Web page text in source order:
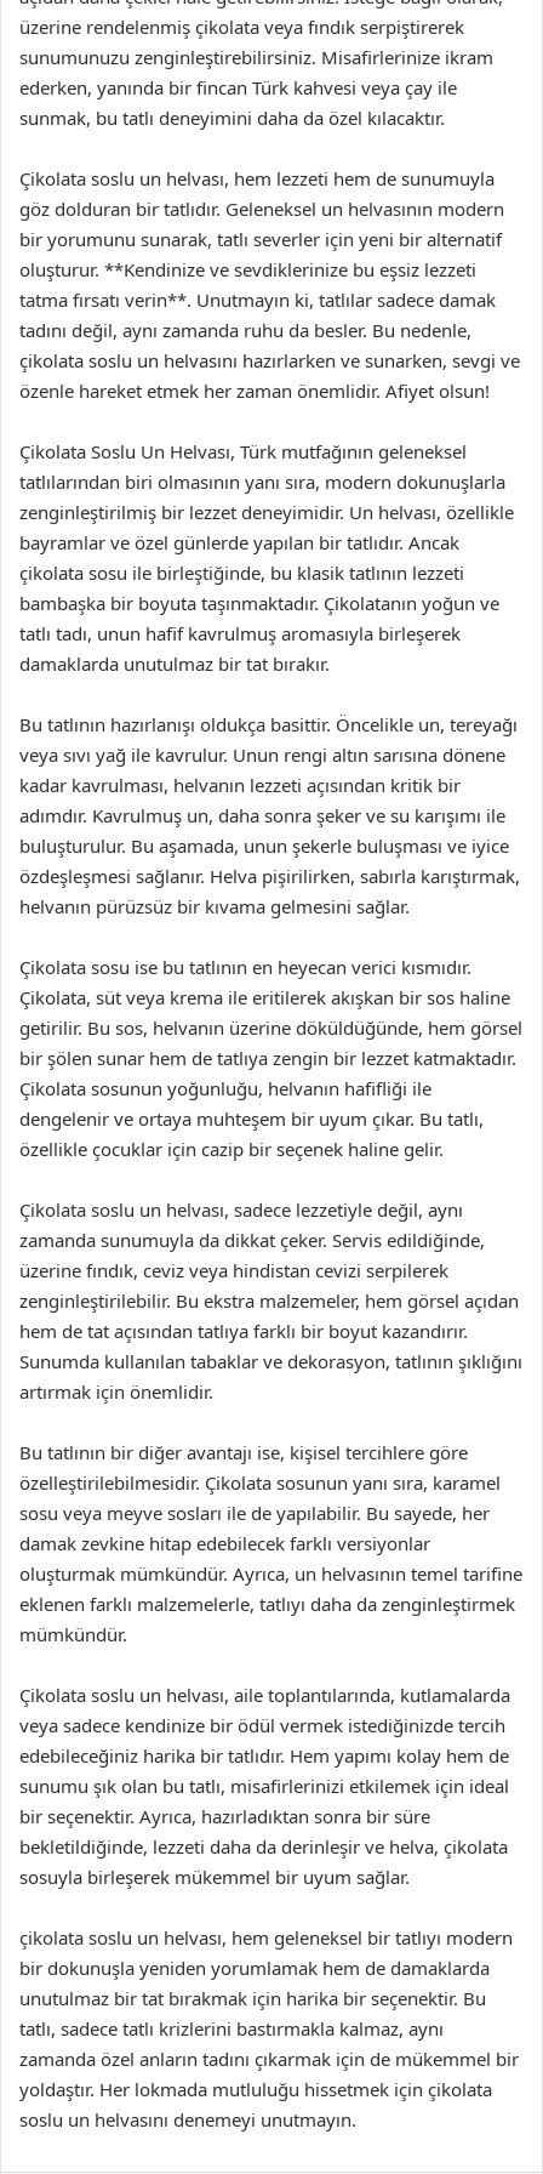
üzerine rendelenmiş çikolata veya fındık serpiştirerek
sunumunuzu zenginleştirebilirsiniz. Misafirlerinize ikram
ederken, yanında bir fincan Türk kahvesi veya çay ile
sunmak, bu tatlı deneyimini daha da özel kılacaktır.
Çikolata soslu un helvası, hem lezzeti hem de sunumuyla
göz dolduran bir tatlıdır. Geleneksel un helvasının modern
bir yorumunu sunarak, tatlı severler için yeni bir alternatif
oluşturur. **Kendinize ve sevdiklerinize bu eşsiz lezzeti
tatma fırsatı verin**. Unutmayın ki, tatlılar sadece damak
tadını değil, aynı zamanda ruhu da besler. Bu nedenle,
çikolata soslu un helvasını hazırlarken ve sunarken, sevgi ve
özenle hareket etmek her zaman önemlidir. Afiyet olsun!
Çikolata Soslu Un Helvası, Türk mutfağının geleneksel
tatlılarından biri olmasının yanı sıra, modern dokunuşlarla
zenginleştirilmiş bir lezzet deneyimidir. Un helvası, özellikle
bayramlar ve özel günlerde yapılan bir tatlıdır. Ancak
çikolata sosu ile birleştiğinde, bu klasik tatlının lezzeti
bambaşka bir boyuta taşınmaktadır. Çikolatanın yoğun ve
tatlı tadı, unun hafif kavrulmuş aromasıyla birleşerek
damaklarda unutulmaz bir tat bırakır.
Bu tatlının hazırlanışı oldukça basittir. Öncelikle un, tereyağı
veya sıvı yağ ile kavrulur. Unun rengi altın sarısına dönene
kadar kavrulması, helvanın lezzeti açısından kritik bir
adımdır. Kavrulmuş un, daha sonra şeker ve su karışımı ile
buluşturulur. Bu aşamada, unun şekerle buluşması ve iyice
özdeşleşmesi sağlanır. Helva pişirilirken, sabırla karıştırmak,
helvanın pürüzsüz bir kıvama gelmesini sağlar.
Çikolata sosu ise bu tatlının en heyecan verici kısmıdır.
Çikolata, süt veya krema ile eritilerek akışkan bir sos haline
getirilir. Bu sos, helvanın üzerine döküldüğünde, hem görsel
bir şölen sunar hem de tatlıya zengin bir lezzet katmaktadır.
Çikolata sosunun yoğunluğu, helvanın hafifliği ile
dengelenir ve ortaya muhteşem bir uyum çıkar. Bu tatlı,
özellikle çocuklar için cazip bir seçenek haline gelir.
Çikolata soslu un helvası, sadece lezzetiyle değil, aynı
zamanda sunumuyla da dikkat çeker. Servis edildiğinde,
üzerine fındık, ceviz veya hindistan cevizi serpilerek
zenginleştirilebilir. Bu ekstra malzemeler, hem görsel açıdan
hem de tat açısından tatlıya farklı bir boyut kazandırır.
Sunumda kullanılan tabaklar ve dekorasyon, tatlının şıklığını
artırmak için önemlidir.
Bu tatlının bir diğer avantajı ise, kişisel tercihlere göre
özelleştirilebilmesidir. Çikolata sosunun yanı sıra, karamel
sosu veya meyve sosları ile de yapılabilir. Bu sayede, her
damak zevkine hitap edebilecek farklı versiyonlar
oluşturmak mümkündür. Ayrıca, un helvasının temel tarifine
eklenen farklı malzemelerle, tatlıyı daha da zenginleştirmek
mümkündür.
Çikolata soslu un helvası, aile toplantılarında, kutlamalarda
veya sadece kendinize bir ödül vermek istediğinizde tercih
edebileceğiniz harika bir tatlıdır. Hem yapımı kolay hem de
sunumu şık olan bu tatlı, misafirlerinizi etkilemek için ideal
bir seçenektir. Ayrıca, hazırladıktan sonra bir süre
bekletildiğinde, lezzeti daha da derinleşir ve helva, çikolata
sosuyla birleşerek mükemmel bir uyum sağlar.
çikolata soslu un helvası, hem geleneksel bir tatlıyı modern
bir dokunuşla yeniden yorumlamak hem de damaklarda
unutulmaz bir tat bırakmak için harika bir seçenektir. Bu
tatlı, sadece tatlı krizlerini bastırmakla kalmaz, aynı
zamanda özel anların tadını çıkarmak için de mükemmel bir
yoldaştır. Her lokmada mutluluğu hissetmek için çikolata
soslu un helvasını denemeyi unutmayın.